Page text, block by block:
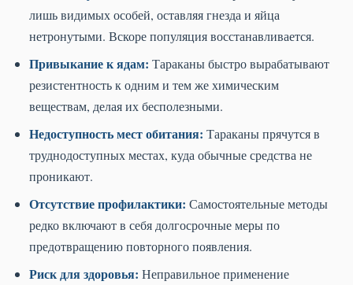
лишь видимых особей, оставляя гнезда и яйца
нетронутыми. Вскоре популяция восстанавливается.
Привыкание к ядам: Тараканы быстро вырабатывают
резистентность к одним и тем же химическим
веществам, делая их бесполезными.
Недоступность мест обитания: Тараканы прячутся в
труднодоступных местах, куда обычные средства не
проникают.
Отсутствие профилактики: Самостоятельные методы
редко включают в себя долгосрочные меры по
предотвращению повторного появления.
Риск для здоровья: Неправильное применение